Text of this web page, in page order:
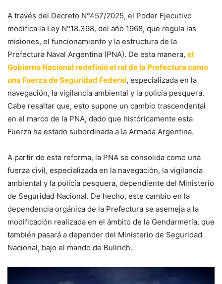
A través del Decreto N°457/2025, el Poder Ejecutivo
modifica la Ley N°18.398, del año 1968, que regula las
misiones, el funcionamiento y la estructura de la
Prefectura Naval Argentina (PNA). De esta manera, el
Gobierno Nacional redefinió el rol de la Prefectura como
una Fuerza de Seguridad Federal, especializada en la
navegación, la vigilancia ambiental y la policía pesquera.
Cabe resaltar que, esto supone un cambio trascendental
en el marco de la PNA, dado que históricamente esta
Fuerza ha estado subordinada a la Armada Argentina.
A partir de esta reforma, la PNA se consolida como una
fuerza civil, especializada en la navegación, la vigilancia
ambiental y la policía pesquera, dependiente del Ministerio
de Seguridad Nacional. De hecho, este cambio en la
dependencia orgánica de la Prefectura se asemeja a la
modificación realizada en el ámbito de la Gendarmería, que
también pasará a depender del Ministerio de Seguridad
Nacional, bajo el mando de Bullrich.